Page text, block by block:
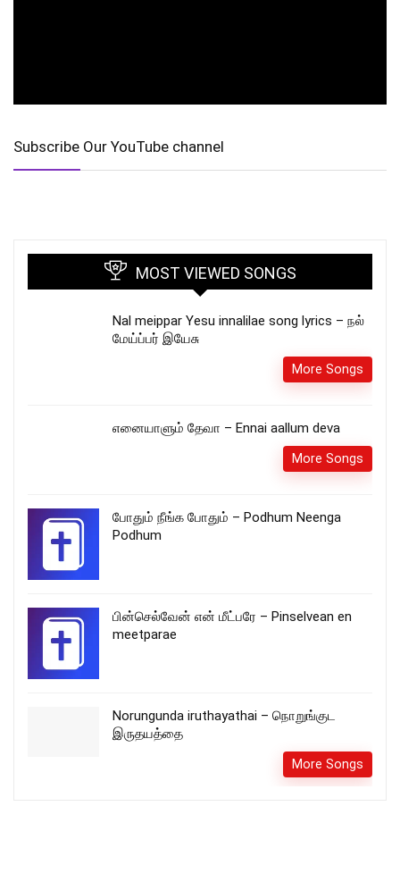
Subscribe Our YouTube channel
MOST VIEWED SONGS
Nal meippar Yesu innalilae song lyrics – நல்
மேய்ப்பர் இயேசு
More Songs
எனையாளும் தேவா – Ennai aallum deva
More Songs
போதும் நீங்க போதும் – Podhum Neenga
Podhum
பின்செல்வேன் என் மீட்பரே – Pinselvean en
meetparae
Norungunda iruthayathai – நொறுங்குட
இருதயத்தை
More Songs